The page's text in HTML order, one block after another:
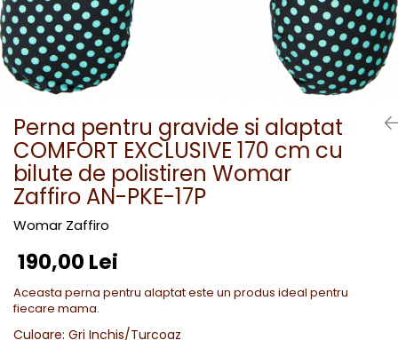
Perna pentru gravide si alaptat
COMFORT EXCLUSIVE 170 cm cu
bilute de polistiren Womar
Zaffiro AN-PKE-17P
Womar Zaffiro
190,00 Lei
Aceasta perna pentru alaptat este un produs ideal pentru
fiecare mama.
Culoare: Gri Inchis/Turcoaz